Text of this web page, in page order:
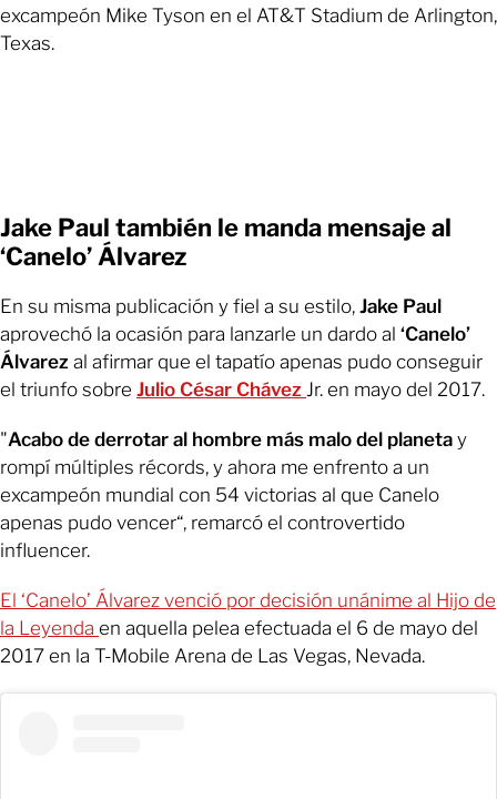
excampeón Mike Tyson en el AT&T Stadium de Arlington,
Texas.
Jake Paul también le manda mensaje al
‘Canelo’ Álvarez
En su misma publicación y fiel a su estilo, Jake Paul
aprovechó la ocasión para lanzarle un dardo al ‘Canelo’
Álvarez al afirmar que el tapatío apenas pudo conseguir
el triunfo sobre Julio César Chávez Jr. en mayo del 2017.
"Acabo de derrotar al hombre más malo del planeta y
rompí múltiples récords, y ahora me enfrento a un
excampeón mundial con 54 victorias al que Canelo
apenas pudo vencer“, remarcó el controvertido
influencer.
El ‘Canelo’ Álvarez venció por decisión unánime al Hijo de
la Leyenda en aquella pelea efectuada el 6 de mayo del
2017 en la T-Mobile Arena de Las Vegas, Nevada.